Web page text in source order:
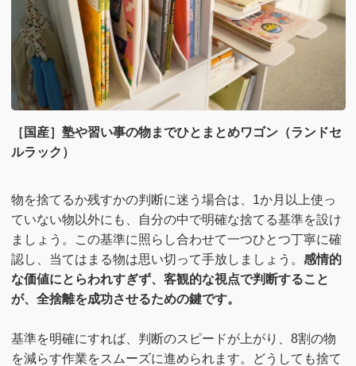
［国産］塾や習い事の物までひとまとめワゴン（ランドセ
ルラック）
物を捨てるか残すかの判断に迷う場合は、1か月以上使っ
ていない物以外にも、自分の中で明確な捨てる基準を設け
ましょう。この基準に照らし合わせて一つひとつ丁寧に確
認し、当てはまる物は思い切って手放しましょう。 感情的
な価値にとらわれすぎず、客観的な視点で判断すること
が、全捨離を成功させるための鍵です。
基準を明確にすれば、判断のスピードが上がり、8割の物
を減らす作業をスムーズに進められます。どうしても捨て